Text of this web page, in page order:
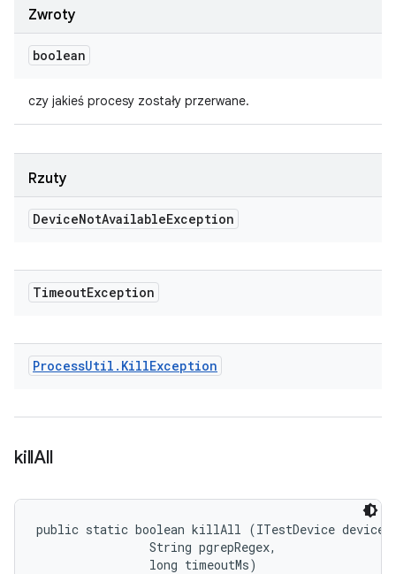
Zwroty
boolean
czy jakieś procesy zostały przerwane.
Rzuty
DeviceNotAvailableException
TimeoutException
ProcessUtil . KillException
killAll
public static boolean killAll (ITestDevice
                String pgrepRegex,
                long timeoutMs)